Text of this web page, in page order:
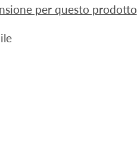
per questo prodotto